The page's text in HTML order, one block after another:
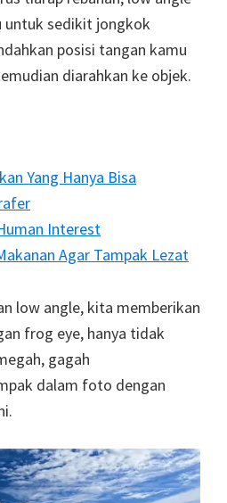
untuk sedikit jongkok
posisi tangan kamu
diarahkan ke objek.
Yang Hanya Bisa
Interest
Agar Tampak Lezat
low angle, kita memberikan
frog eye, hanya tidak
gagah
dalam foto dengan